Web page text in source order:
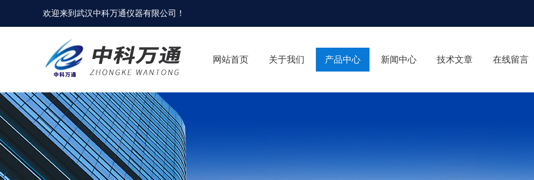
欢迎来到武汉中科万通仪器有限公司 ！
网站首页 关于我们 产品中心 新闻中心 技术文章 在线留言